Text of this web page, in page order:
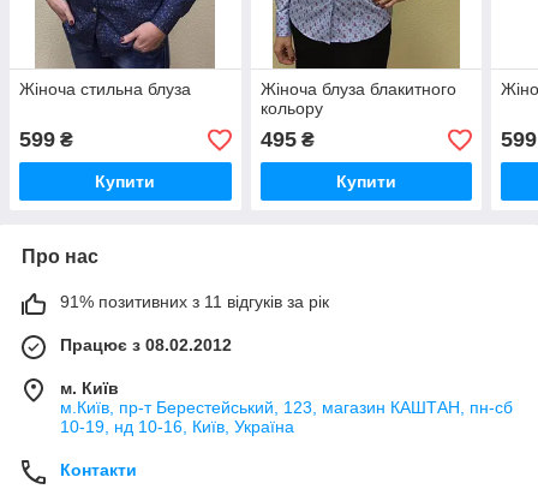
Жіноча стильна блуза
599 ₴
Купити
Жіноча блуза блакитного
кольору
495₴
Купити
599
Про нас
91% позитивних з 11 відгуків за рік
Працює з 08.02.2012
м. Київ
м.Київ, пр-т Берестейський, 123, магазин КАШТАН, пн-сб
10-19, нд 10-16, Київ, Україна
Контакти